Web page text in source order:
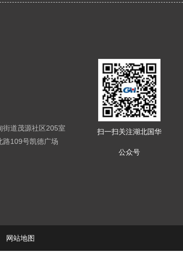
街道茂源社区205室
路109号凯德广场
扫一扫关注湖北国华
公众号
网站地图